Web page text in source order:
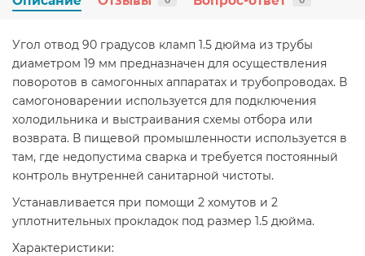
Угол отвод 90 градусов кламп 1.5 дюйма из трубы
диаметром 19 мм предназначен для осуществления
поворотов в самогонных аппаратах и трубопроводах. В
самогоноварении используется для подключения
холодильника и выстраивания схемы отбора или
возврата. В пищевой промышленности используется в
там, где недопустима сварка и требуется постоянный
контроль внутренней санитарной чистоты.
Устанавливается при помощи 2 хомутов и 2
уплотнительных прокладок под размер 1.5 дюйма.
Характеристики: